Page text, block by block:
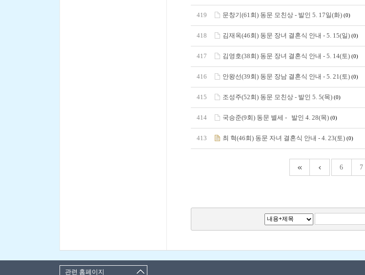
419 문창기(61회) 동문 모친상 - 발인 5. 17일(화) (0)
418 김재옥(46회) 동문 장녀 결혼식 안내 - 5. 15(일) (0)
417 김영호(38회) 동문 장녀 결혼식 안내 - 5. 14(토) (0)
416 안왕선(39회) 동문 장남 결혼식 안내 - 5. 21(토) (0)
415 조성주(52회) 동문 모친상 - 발인 5. 5(목) (0)
414 국승준(9회) 동문 별세 - 발인 4. 28(목) (0)
413 최 혁(46회) 동문 자녀 결혼식 안내 - 4. 23(토) (0)
6 7
관련 홈페이지